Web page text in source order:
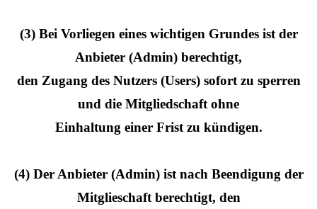
(3) Bei Vorliegen eines wichtigen Grundes ist der
Anbieter (Admin) berechtigt,
den Zugang des Nutzers (Users) sofort zu sperren
und die Mitgliedschaft ohne
Einhaltung einer Frist zu kündigen.
(4) Der Anbieter (Admin) ist nach Beendigung der
Mitglieschaft berechtigt, den